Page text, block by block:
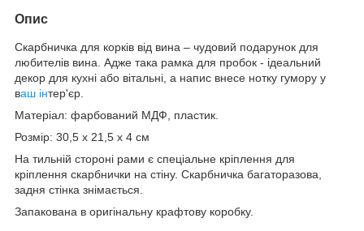
Опис
Скарбничка для корків від вина – чудовий подарунок для
любителів вина. Адже така рамка для пробок - ідеальний
декор для кухні або вітальні, а напис внесе нотку гумору у
ваш інтер'єр.
Матеріал: фарбований МДФ, пластик.
Розмір: 30,5 х 21,5 х 4 см
На тильній стороні рами є спеціальне кріплення для
кріплення скарбнички на стіну. Скарбничка багаторазова,
задня стінка знімається.
Запакована в оригінальну крафтову коробку.